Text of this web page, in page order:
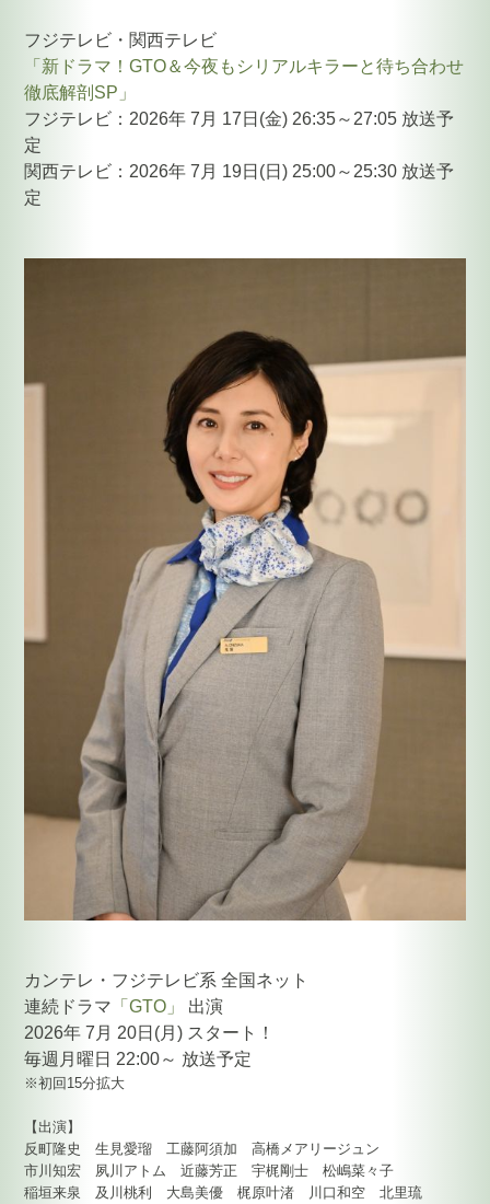
フジテレビ・関西テレビ
「新ドラマ！GTO＆今夜もシリアルキラーと待ち合わせ
徹底解剖SP」
フジテレビ：2026年 7月 17日(金) 26:35～27:05 放送予
定
関西テレビ：2026年 7月 19日(日) 25:00～25:30 放送予
定
カンテレ・フジテレビ系 全国ネット
連続ドラマ 「GTO」
出演
2026年 7月 20日(月) スタート！
毎週月曜日 22:00～ 放送予定
※初回15分拡大
【出演】
反町隆史 生見愛瑠 工藤阿須加 高橋メアリージュン
市川知宏 夙川アトム 近藤芳正 宇梶剛士 松嶋菜々子
稲垣来泉 及川桃利 大島美優 梶原叶渚 川口和空 北里琉